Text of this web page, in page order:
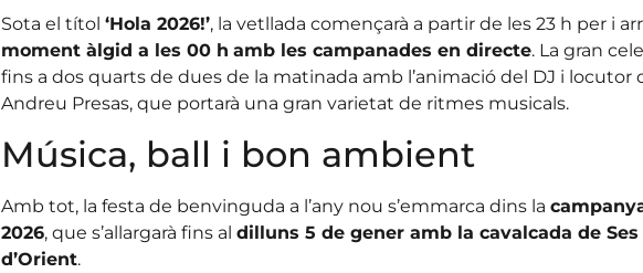
Sota el títol ‘Hola 2026!’, la vetllada començarà a partir de les 23 h per i
moment àlgid a les 00 h amb les campanades en directe. La gran
fins a dos quarts de dues de la matinada amb l’animació del DJ i locutor
Andreu Presas, que portarà una gran varietat de ritmes musicals.
Música, ball i bon ambient
Amb tot, la festa de benvinguda a l’any nou s’emmarca dins la
2026, que s’allargarà fins al dilluns 5 de gener amb la cavalcada de
d’Orient.